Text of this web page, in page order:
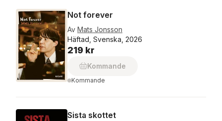
Not forever
Av Mats Jonsson
Häftad, Svenska, 2026
219 kr
Kommande
Kommande
Sista skottet